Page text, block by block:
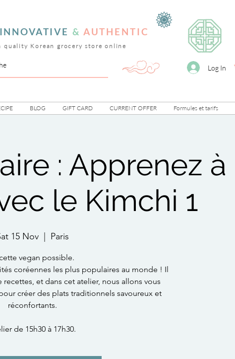
INNOVATIVE & AUTHENTIC
quality Korean grocery store online
Log In
BLOG GIFT CARD CURRENT OFFER Formules et tarifs
: Apprenez à
le Kimchi 1
15 Nov
  |
Paris
vegan possible.
coréennes les plus populaires au monde ! Il
et dans cet atelier, nous allons vous
créer des plats traditionnels savoureux et
réconfortants.
de 15h30 à 17h30.